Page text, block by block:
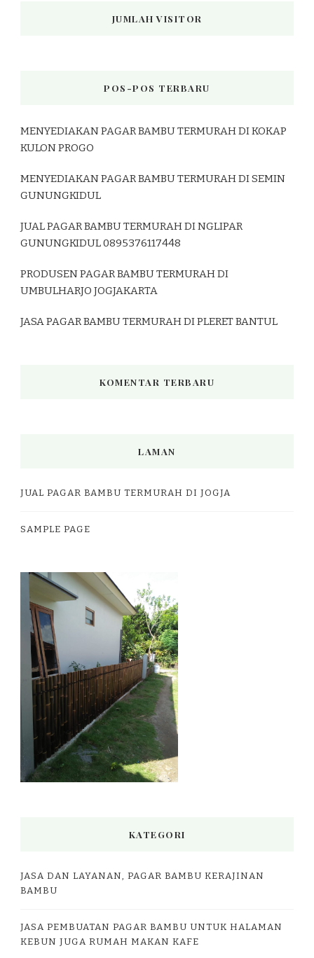
JUMLAH VISITOR
POS-POS TERBARU
MENYEDIAKAN PAGAR BAMBU TERMURAH DI KOKAP
KULON PROGO
MENYEDIAKAN PAGAR BAMBU TERMURAH DI SEMIN
GUNUNGKIDUL
JUAL PAGAR BAMBU TERMURAH DI NGLIPAR
GUNUNGKIDUL 0895376117448
PRODUSEN PAGAR BAMBU TERMURAH DI
UMBULHARJO JOGJAKARTA
JASA PAGAR BAMBU TERMURAH DI PLERET BANTUL
KOMENTAR TERBARU
LAMAN
JUAL PAGAR BAMBU TERMURAH DI JOGJA
SAMPLE PAGE
KATEGORI
JASA DAN LAYANAN, PAGAR BAMBU KERAJINAN
BAMBU
JASA PEMBUATAN PAGAR BAMBU UNTUK HALAMAN
KEBUN JUGA RUMAH MAKAN KAFE